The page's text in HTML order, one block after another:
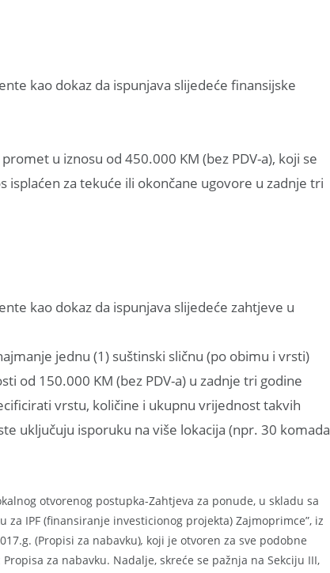
kao dokaz da ispunjava slijedeće finansijske
u iznosu od 450.000 KM (bez PDV-a), koji se
isplaćen za tekuće ili okončane ugovore u zadnje tri
kao dokaz da ispunjava slijedeće zahtjeve u
jednu (1) suštinski sličnu (po obimu i vrsti)
od 150.000 KM (bez PDV-a) u zadnje tri godine
vrstu, količine i ukupnu vrijednost takvih
uključuju isporuku na više lokacija (npr. 30 komada
otvorenog postupka-Zahtjeva za ponude, u skladu sa
za IPF (finansiranje investicionog projekta) Zajmoprimce”, iz
(Propisi za nabavku), koji je otvoren za sve podobne
za nabavku. Nadalje, skreće se pažnja na Sekciju III,